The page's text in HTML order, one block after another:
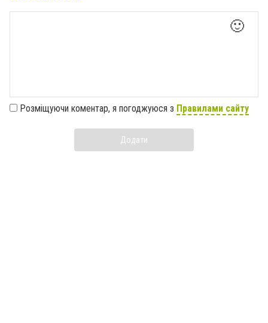
🙂
Розміщуючи коментар, я погоджуюся з Правилами сайту
Додати